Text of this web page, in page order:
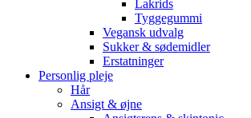
Lakrids
Tyggegummi
Vegansk udvalg
Sukker & sødemidler
Erstatninger
Personlig pleje
Hår
Ansigt & øjne